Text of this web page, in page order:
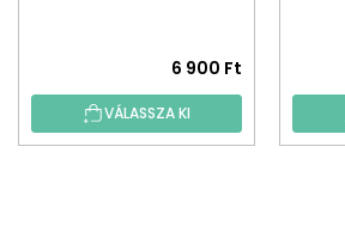
6 900 Ft
VÁLASSZA KI